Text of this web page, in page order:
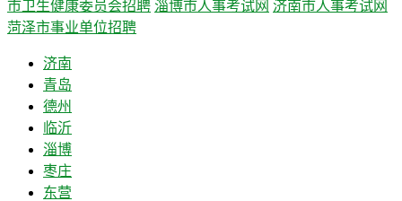
市卫生健康委员会招聘 淄博市人事考试网 济南市人事考试网
菏泽市事业单位招聘
济南
青岛
德州
临沂
淄博
枣庄
东营